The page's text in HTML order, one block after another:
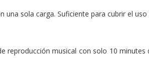
sola carga. Suficiente para cubrir el
musical con solo 10 minutes